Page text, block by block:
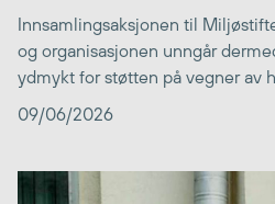
Innsamlingsaksjonen til
og organisasjonen unngår
ydmykt for støtten på vegner av
09/06/2026